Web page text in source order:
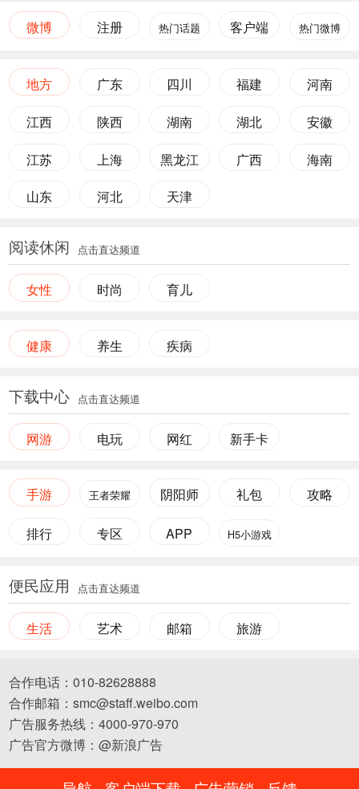
微博 注册 热门话题 客户端 热门微博
地方 广东 四川 福建 河南
江西 陕西 湖南 湖北 安徽
江苏 上海 黑龙江 广西 海南
山东 河北 天津
阅读休闲 点击直达频道
女性 时尚 育儿
健康 养生 疾病
下载中心 点击直达频道
网游 电玩 网红 新手卡
手游 王者荣耀 阴阳师 礼包 攻略
排行 专区 APP H5小游戏
便民应用 点击直达频道
生活 艺术 邮箱 旅游
合作电话：010-82628888
合作邮箱：smc@staff.weibo.com
广告服务热线：4000-970-970
广告官方微博：@新浪广告